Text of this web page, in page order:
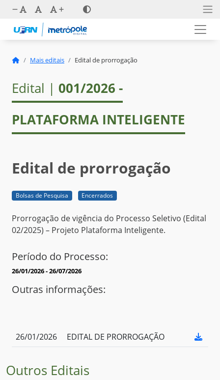
Mais editais Edital de prorrogação
Edital | 001/2026 -
PLATAFORMA INTELIGENTE
Edital de prorrogação
Bolsas de Pesquisa Encerrados
Prorrogação de vigência do Processo Seletivo (Edital
02/2025) – Projeto Plataforma Inteligente.
Período do Processo:
26/01/2026 - 26/07/2026
Outras informações:
26/01/2026 EDITAL DE PRORROGAÇÃO
Outros Editais